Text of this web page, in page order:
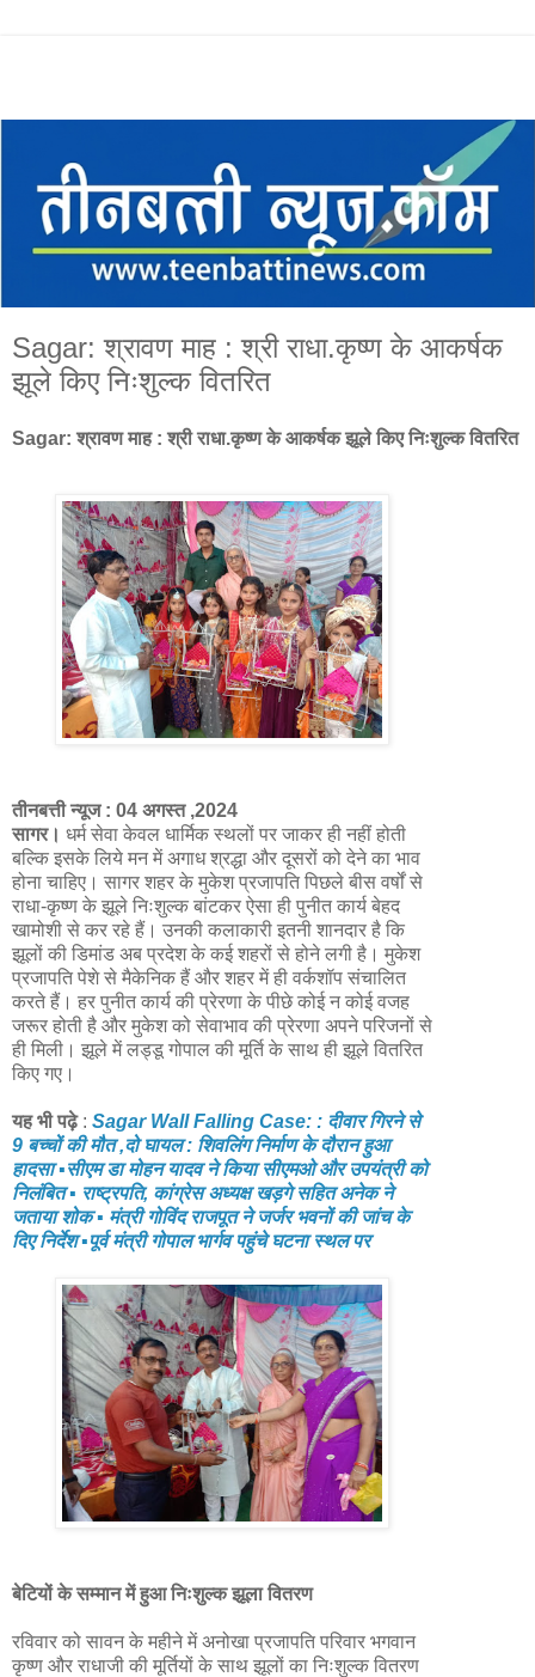
Sagar: श्रावण माह : श्री राधा.कृष्ण के आकर्षक
झूले किए निःशुल्क वितरित
Sagar: श्रावण माह : श्री राधा.कृष्ण के आकर्षक झूले किए निःशुल्क वितरित
तीनबत्ती न्यूज : 04 अगस्त ,2024
सागर। धर्म सेवा केवल धार्मिक स्थलों पर जाकर ही नहीं होती
बल्कि इसके लिये मन में अगाध श्रद्धा और दूसरों को देने का भाव
होना चाहिए। सागर शहर के मुकेश प्रजापति पिछले बीस वर्षों से
राधा-कृष्ण के झूले निःशुल्क बांटकर ऐसा ही पुनीत कार्य बेहद
खामोशी से कर रहे हैं। उनकी कलाकारी इतनी शानदार है कि
झूलों की डिमांड अब प्रदेश के कई शहरों से होने लगी है। मुकेश
प्रजापति पेशे से मैकेनिक हैं और शहर में ही वर्कशॉप संचालित
करते हैं। हर पुनीत कार्य की प्रेरणा के पीछे कोई न कोई वजह
जरूर होती है और मुकेश को सेवाभाव की प्रेरणा अपने परिजनों से
ही मिली। झूले में लड्डू गोपाल की मूर्ति के साथ ही झूले वितरित
किए गए।
यह भी पढ़े: Sagar Wall Falling Case: : दीवार गिरने से
9 बच्चों की मौत ,दो घायल : शिवलिंग निर्माण के दौरान हुआ
हादसा ▪️सीएम डा मोहन यादव ने किया सीएमओ और उपयंत्री को
निलंबित ▪️ राष्ट्रपति, कांग्रेस अध्यक्ष खड़गे सहित अनेक ने
जताया शोक ▪️ मंत्री गोविंद राजपूत ने जर्जर भवनों की जांच के
दिए निर्देश ▪️पूर्व मंत्री गोपाल भार्गव पहुंचे घटना स्थल पर
बेटियों के सम्मान में हुआ निःशुल्क झूला वितरण
रविवार को सावन के महीने में अनोखा प्रजापति परिवार भगवान
कृष्ण और राधाजी की मूर्तियों के साथ झूलों का निःशुल्क वितरण